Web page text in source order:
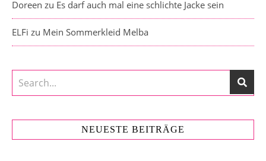
Doreen zu Es darf auch mal eine schlichte Jacke sein
ELFi zu Mein Sommerkleid Melba
NEUESTE BEITRÄGE